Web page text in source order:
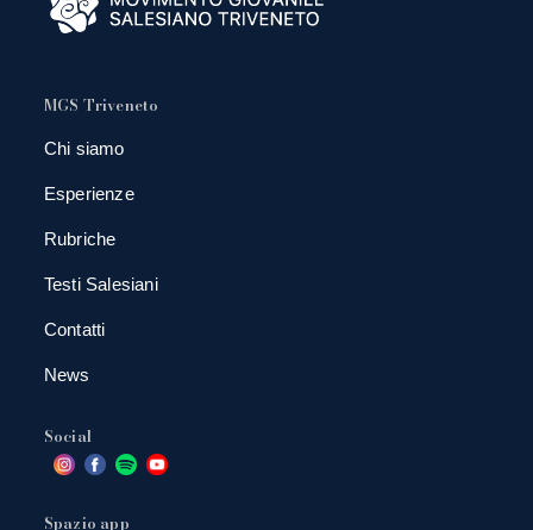
MGS Triveneto
Chi siamo
Esperienze
Rubriche
Testi Salesiani
Contatti
News
Social
Spazio app